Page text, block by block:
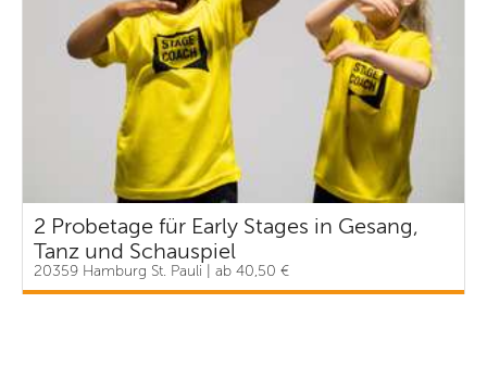
2 Probetage für Early Stages in Gesang,
Tanz und Schauspiel
20359 Hamburg St. Pauli | ab 40,50 €